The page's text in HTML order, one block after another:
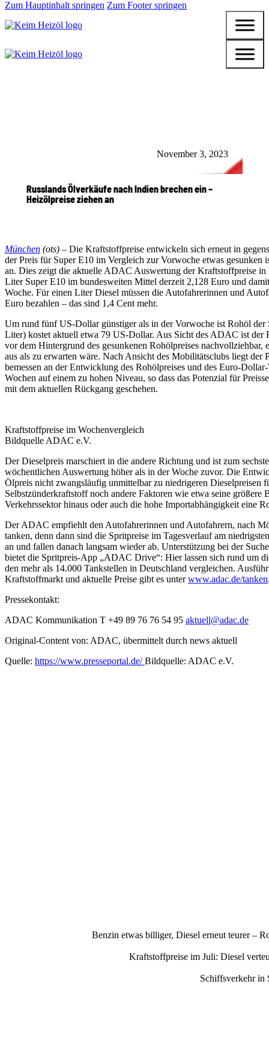
Zum Hauptinhalt springen Zum Footer springen
Russlands Ölverkäufe nach Indien brechen ein –
Heizölpreise ziehen an
November 3, 2023
München (ots) – Die Kraftstoffpreise entwickeln sich erneut in
der Preis für Super E10 im Vergleich zur Vorwoche etwas gesunken
an. Dies zeigt die aktuelle ADAC Auswertung der Kraftstoffpreise in
Liter Super E10 im bundesweiten Mittel derzeit 2,128 Euro und
Woche. Für einen Liter Diesel müssen die Autofahrerinnen und
Euro bezahlen – das sind 1,4 Cent mehr.
Um rund fünf US-Dollar günstiger als in der Vorwoche ist Rohöl
Liter) kostet aktuell etwa 79 US-Dollar. Aus Sicht des ADAC ist der
vor dem Hintergrund des gesunkenen Rohölpreises nachvollziehbar,
aus als zu erwarten wäre. Nach Ansicht des Mobilitätsclubs liegt der
bemessen an der Entwicklung des Rohölpreises und des Euro-
Wochen auf einem zu hohen Niveau, so dass das Potenzial für
mit dem aktuellen Rückgang geschehen.
Kraftstoffpreise im Wochenvergleich
Bildquelle ADAC e.V.
Der Dieselpreis marschiert in die andere Richtung und ist zum
wöchentlichen Auswertung höher als in der Woche zuvor. Die
Ölpreis nicht zwangsläufig unmittelbar zu niedrigeren Dieselpreisen
Selbstzünderkraftstoff noch andere Faktoren wie etwa seine größere
Verkehrssektor hinaus oder auch die hohe Importabhängigkeit eine
Der ADAC empfiehlt den Autofahrerinnen und Autofahrern, nach
tanken, denn dann sind die Spritpreise im Tagesverlauf am
an und fallen danach langsam wieder ab. Unterstützung bei der
bietet die Spritpreis-App „ADAC Drive“: Hier lassen sich rund um
den mehr als 14.000 Tankstellen in Deutschland vergleichen.
Kraftstoffmarkt und aktuelle Preise gibt es unterwww.adac.de/tanken
Pressekontakt:
ADAC Kommunikation T +49 89 76 76 54 95 aktuell@adac.de
Original-Content von: ADAC, übermittelt durch news aktuell
Quelle: https://www.presseportal.de/Bildquelle: ADAC e.V.
Benzin etwas billiger, Diesel erneut teurer –
Kraftstoffpreise im Juli: Diesel
Schiffsverkehr in